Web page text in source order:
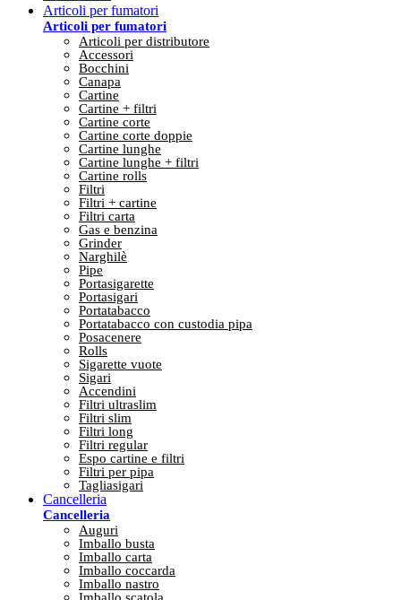
Articoli per fumatori
Articoli per fumatori
Articoli per distributore
Accessori
Bocchini
Canapa
Cartine
Cartine + filtri
Cartine corte
Cartine corte doppie
Cartine lunghe
Cartine lunghe + filtri
Cartine rolls
Filtri
Filtri + cartine
Filtri carta
Gas e benzina
Grinder
Narghilè
Pipe
Portasigarette
Portasigari
Portatabacco
Portatabacco con custodia pipa
Posacenere
Rolls
Sigarette vuote
Sigari
Accendini
Filtri ultraslim
Filtri slim
Filtri long
Filtri regular
Espo cartine e filtri
Filtri per pipa
Tagliasigari
Cancelleria
Cancelleria
Auguri
Imballo busta
Imballo carta
Imballo coccarda
Imballo nastro